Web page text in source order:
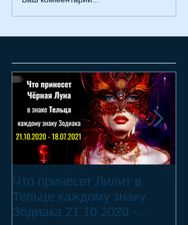
Что принесет Лилит в
Тельце каждому знаку
Зодиака 21.10.2020 -